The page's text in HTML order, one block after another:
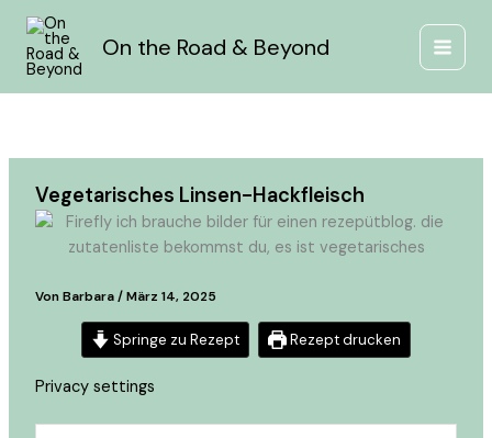
Zum
Inhalt
springen
On the Road & Beyond
Vegetarisches Linsen-Hackfleisch
VonBarbara/März 14, 2025
Springe zu Rezept Rezept drucken
Privacy settings